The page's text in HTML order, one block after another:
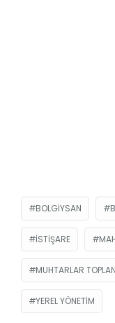
BOLGIYSAN
ISTIŞARE
MUHTARLAR
YEREL YÖNETIM